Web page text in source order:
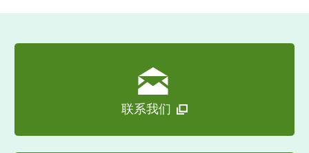
联系我们